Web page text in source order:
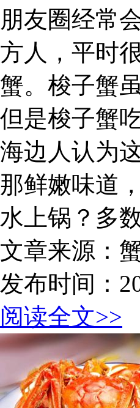
朋友圈经常
方人，平时
蟹。梭子蟹
但是梭子蟹
海边人认为
那鲜嫩味道
水上锅？多
文章来源：
发布时间：
阅读全文>>